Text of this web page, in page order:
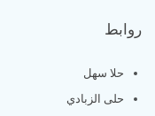
روابط
حلا سهل
حلى الزبادي